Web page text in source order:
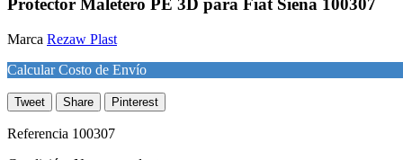
Protector Maletero PE 3D para Fiat Siena 100307
Marca Rezaw Plast
Calcular Costo de Envío
Tweet Share Pinterest
Referencia 100307